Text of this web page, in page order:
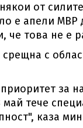
от
е апели МВР
това не е
с
за
тече
каза